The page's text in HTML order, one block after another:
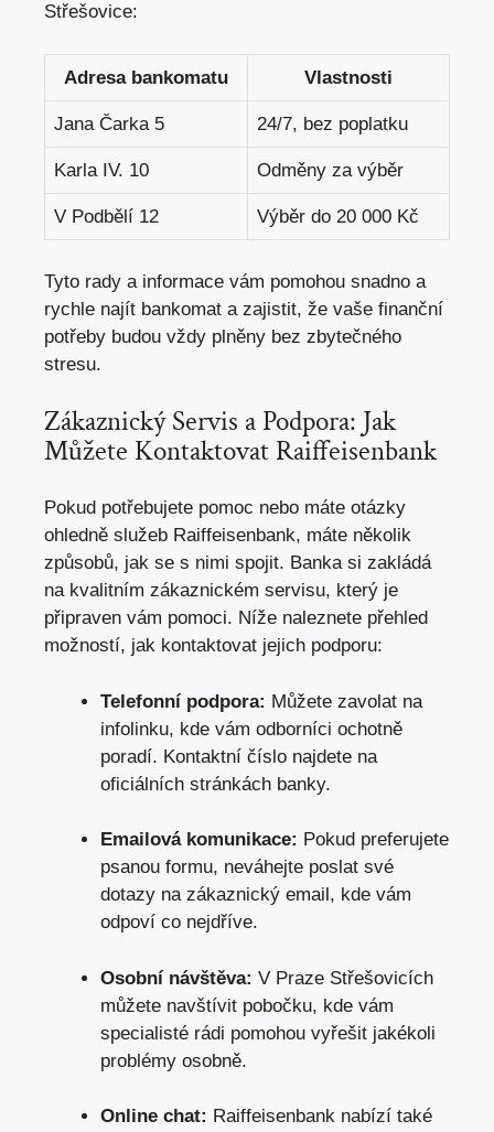
Střešovice:
Adresa bankomatu Vlastnosti
Jana Čarka 5 24/7, bez poplatku
Karla IV. 10 Odměny za výběr
V Podbělí 12 Výběr do 20 000 Kč
Tyto rady a informace vám pomohou snadno a
rychle najít bankomat a zajistit, že vaše finanční
potřeby budou vždy plněny bez zbytečného
stresu.
Zákaznický Servis a Podpora: Jak
Můžete Kontaktovat Raiffeisenbank
Pokud potřebujete pomoc nebo máte otázky
ohledně služeb Raiffeisenbank, máte několik
způsobů, jak se s nimi spojit. Banka si zakládá
na kvalitním zákaznickém servisu, který je
připraven vám pomoci. Níže naleznete přehled
možností, jak kontaktovat jejich podporu:
Telefonní podpora: Můžete zavolat na
infolinku, kde vám odborníci ochotně
poradí. Kontaktní číslo najdete na
oficiálních stránkách banky.
Emailová komunikace: Pokud preferujete
psanou formu, neváhejte poslat své
dotazy na zákaznický email, kde vám
odpoví co nejdříve.
Osobní návštěva: V Praze Střešovicích
můžete navštívit pobočku, kde vám
specialisté rádi pomohou vyřešit jakékoli
problémy osobně.
Online chat: Raiffeisenbank nabízí také